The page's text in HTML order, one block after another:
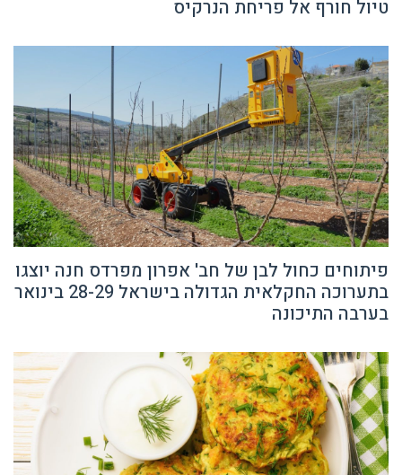
פיתוחים כחול לבן של חב' אפרון מפרדס חנה יוצגו
בתערוכה החקלאית הגדולה בישראל 28-29 בינואר
בערבה התיכונה